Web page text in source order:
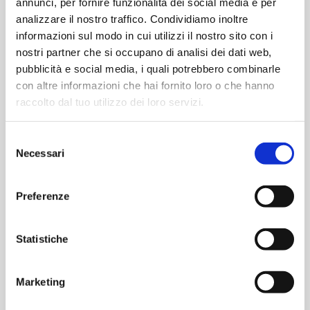
analizzare il nostro traffico. Condividiamo inoltre
informazioni sul modo in cui utilizzi il nostro sito con i
nostri partner che si occupano di analisi dei dati web,
pubblicità e social media, i quali potrebbero combinarle
con altre informazioni che hai fornito loro o che hanno
raccolto dal tuo utilizzo dei loro servizi.
delNecessari
Preferenze
Statistiche
Marketing
Serrure automatique à 5 points de fermeture
Serrure électrique à 3 points de fermeture
Serrure blindée
VERSION
Serrure mécanique à 5 points de fermeture
Cylindre à 5 clefs protégées certifié antieffraction